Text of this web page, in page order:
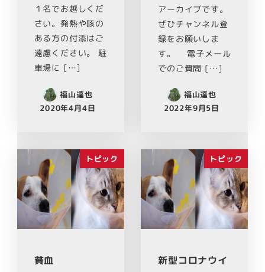
１名でお越しくだ
さい。発熱や咳の
ある方の付添はご
遠慮ください。 駐
車場に […]
福山達也
2020年4月4日
アーカイブです。
ぜひチャンネル登
録をお願いしま
す。 電子メール
でのご質問 […]
福山達也
2022年9月5日
トピック
貧血
トピック
新型コロナウイ